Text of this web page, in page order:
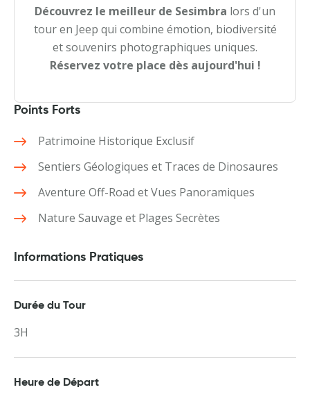
Découvrez le meilleur de Sesimbra lors d'un
tour en Jeep qui combine émotion, biodiversité
et souvenirs photographiques uniques.
Réservez votre place dès aujourd'hui !
Points Forts
Patrimoine Historique Exclusif
Sentiers Géologiques et Traces de Dinosaures
Aventure Off-Road et Vues Panoramiques
Nature Sauvage et Plages Secrètes
Informations Pratiques
Durée du Tour
3H
Heure de Départ